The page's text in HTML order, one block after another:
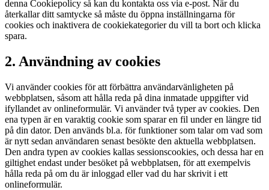
denna Cookiepolicy så kan du kontakta oss via e-post. När du
återkallar ditt samtycke så måste du öppna inställningarna för
cookies och inaktivera de cookiekategorier du vill ta bort och klicka
spara.
2. Användning av cookies
Vi använder cookies för att förbättra användarvänligheten på
webbplatsen, såsom att hålla reda på dina inmatade uppgifter vid
ifyllandet av onlineformulär. Vi använder två typer av cookies. Den
ena typen är en varaktig cookie som sparar en fil under en längre tid
på din dator. Den används bl.a. för funktioner som talar om vad som
är nytt sedan användaren senast besökte den aktuella webbplatsen.
Den andra typen av cookies kallas sessionscookies, och dessa har en
giltighet endast under besöket på webbplatsen, för att exempelvis
hålla reda på om du är inloggad eller vad du har skrivit i ett
onlineformulär.